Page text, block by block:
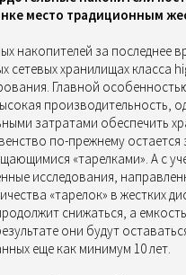
место традиционным
накопителей за последнее
сетевых хранилищах класса
Главной
производительность,
затратами обеспечить
по-прежнему
«тарелками». А с
исследования,
«тарелок» в жестких
снижаться, а
они будут
еще как минимум 10 лет.